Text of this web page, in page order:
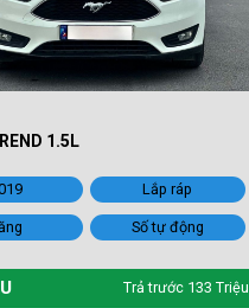
1.5L
Lắp ráp
Số tự động
Trả trước 133 Triệu